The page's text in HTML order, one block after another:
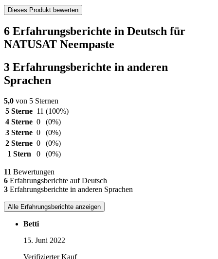
Dieses Produkt bewerten
6 Erfahrungsberichte in Deutsch für
NATUSAT Neempaste
3 Erfahrungsberichte in anderen
Sprachen
5,0 von 5 Sternen
5 Sterne 11 (100%)
4 Sterne 0
(0%)
3 Sterne 0
(0%)
2 Sterne 0
(0%)
1 Stern
0 (0%)
11 Bewertungen
6 Erfahrungsberichte auf Deutsch
3 Erfahrungsberichte in anderen Sprachen
Alle Erfahrungsberichte anzeigen
Betti
15. Juni 2022
Verifizierter Kauf